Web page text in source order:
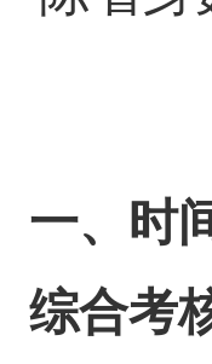
一、时
综合考